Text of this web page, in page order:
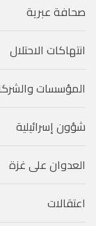
صحافة عبرية
انتهاكات الاحتلال
المؤسسات
شؤون إسرائيلية
العدوان على غزة
اعتقالات